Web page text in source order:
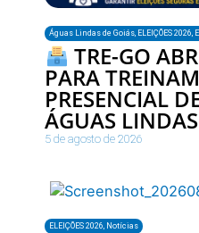
Águas Lindas de Goiás ELEIÇÕES 2026
TRE-GO
PARA
PRESENCIAL
ÁGUAS LINDAS
5 de agosto de 2026
ELEIÇÕES 2026, Notícias